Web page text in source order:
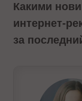
Какими
интернет-
за